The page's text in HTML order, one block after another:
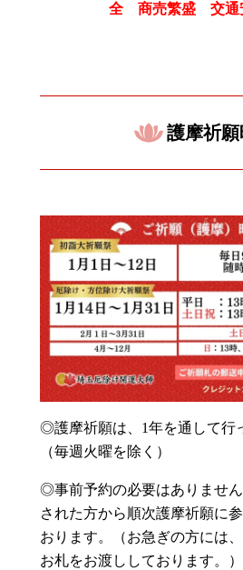
全 商売繁盛 交通
護摩祈願
◎護摩祈願は、1年を通して行
（毎週火曜を除く）
◎事前予約の必要はありませ
された方から順次護摩祈願に
おります。（お急ぎの方には
お札をお渡ししております。）